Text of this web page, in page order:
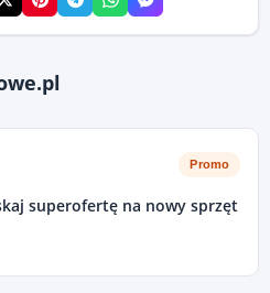
Promo
superofertę na nowy sprzęt